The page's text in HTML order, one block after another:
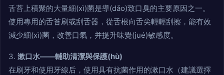
舌苔上積聚的大量細(xì)菌是導(dǎo)致口臭的主要原因之一。
使用專用的舌苔刷或刮舌器，從舌根向舌尖輕輕刮擦，能有效
減少細(xì)菌，改善口氣，并提升味覺(jué)敏感度。
3. 漱口水——輔助清潔與保護(hù)
在刷牙和使用牙線后，使用具有抗菌作用的漱口水（建議選擇